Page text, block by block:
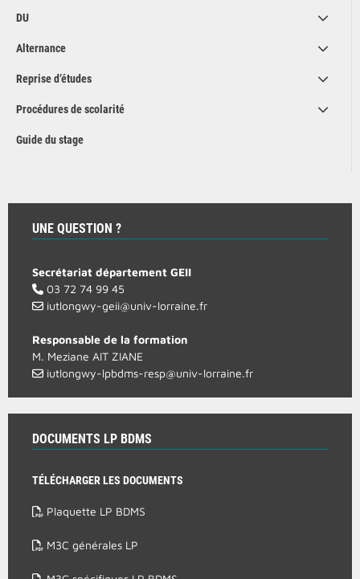
DU
Alternance
Reprise d’études
Procédures de scolarité
Guide du stage
UNE QUESTION ?
Secrétariat département GEII
03 72 74 99 45
iutlongwy-geii@univ-lorraine.fr
Responsable de la formation
M. Meziane AIT ZIANE
iutlongwy-lpbdms-resp@univ-lorraine.fr
DOCUMENTS LP BDMS
TÉLÉCHARGER LES DOCUMENTS
Plaquette LP BDMS
M3C générales LP